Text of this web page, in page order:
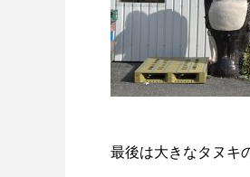
最後は大きなタヌキ